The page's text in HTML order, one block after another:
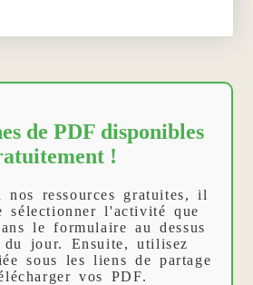
de PDF disponibles
!
nos ressources gratuites, il
sélectionner l'activité que
le formulaire au dessus
jour. Ensuite, utilisez
sous les liens de partage
vos PDF.